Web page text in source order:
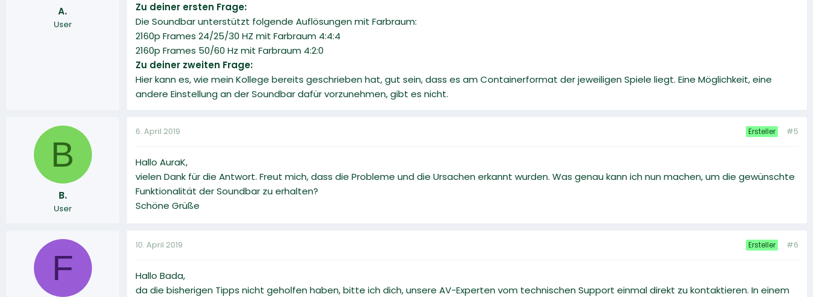
A.
User
Zu deiner ersten Frage:
Die Soundbar unterstützt folgende Auflösungen mit Farbraum:
2160p Frames 24/25/30 HZ mit Farbraum 4:4:4
2160p Frames 50/60 Hz mit Farbraum 4:2:0
Zu deiner zweiten Frage:
Hier kann es, wie mein Kollege bereits geschrieben hat, gut sein, dass es am Containerformat der jeweiligen Spiele liegt. Eine Möglichkeit, eine
andere Einstellung an der Soundbar dafür vorzunehmen, gibt es nicht.
B
B.
User
6. April 2019 Ersteller #5
Hallo AuraK,
vielen Dank für die Antwort. Freut mich, dass die Probleme und die Ursachen erkannt wurden. Was genau kann ich nun machen, um die gewünschte
Funktionalität der Soundbar zu erhalten?
Schöne Grüße
F
10. April 2019 Ersteller #6
Hallo Bada,
da die bisherigen Tipps nicht geholfen haben, bitte ich dich, unsere AV-Experten vom technischen Support einmal direkt zu kontaktieren. In einem